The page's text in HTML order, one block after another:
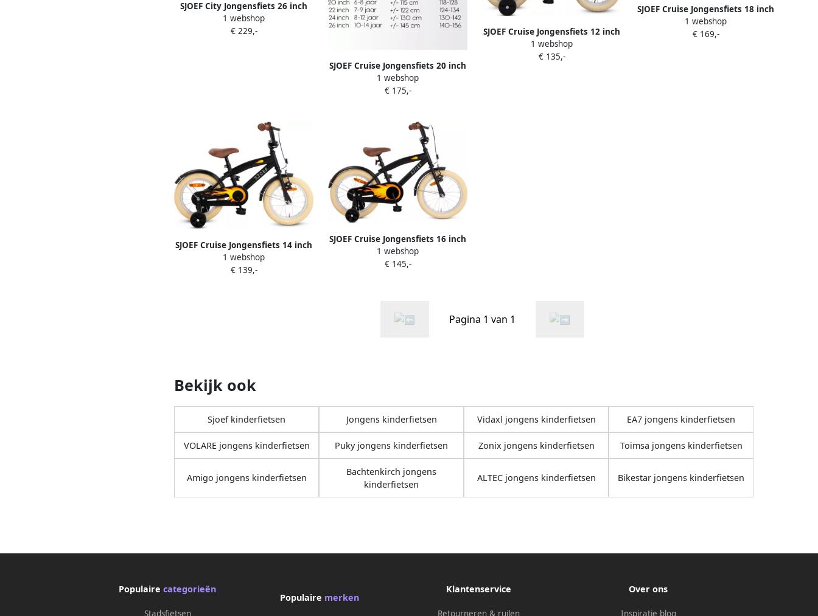
SJOEF City Jongensfiets 26 inch
Kinderfiets voor jongens van 10
tot 14 jaar Mat Blauw
1 webshop
€ 229,-
SJOEF Cruise Jongensfiets 20 inch
Mat Zwart Kinderfiets 6 7 & 8
jaar Kledingmaat 118-128 Fiets 20
1 webshop
€ 175,-
SJOEF Cruise Jongensfiets 12 inch
Mat Zwart Kinderfiets met
zijwieltjes Leeftijd 2 3 & 4 jaar
1 webshop
€ 135,-
SJOEF Cruise Jongensfiets 18 inch
Mat Zwart Kinderfiets 5 6 & 7
jaar Kledingmaat 110-123 Fiets 18
1 webshop
€ 169,-
SJOEF Cruise Jongensfiets 14 inch
Mat Zwart Kinderfiets met
zijwieltjes Leeftijd 3 4 & 5 jaar -|
1 webshop
€ 139,-
SJOEF Cruise Jongensfiets 16 inch
Mat Zwart Kinderfiets met
zijwieltjes Leeftijd 4 5 & 6 jaar
1 webshop
€ 145,-
Pagina 1 van 1
Bekijk ook
Sjoef kinderfietsen Jongens kinderfietsen Vidaxl jongens kinderfietsen EA7 jongens kinderfietsen
VOLARE jongens kinderfietsen Puky jongens kinderfietsen Zonix jongens kinderfietsen Toimsa jongens kinderfietsen
Amigo jongens kinderfietsen
Bachtenkirch jongens
kinderfietsen
ALTEC jongens kinderfietsen Bikestar jongens kinderfietsen
Populairecategorieën
Stadsfietsen
Populaire merken
Klantenservice
Retourneren & ruilen
Over ons
Inspiratie blog